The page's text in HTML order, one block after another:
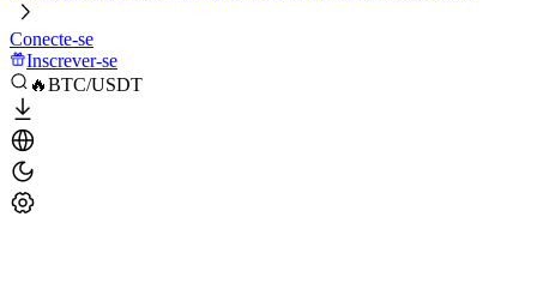
Conecte-se
Inscrever-se
🔥BTC/USDT